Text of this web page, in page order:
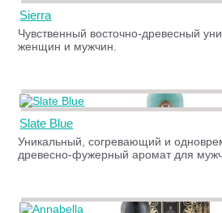
Sierra
Чувственный восточно-древесный
женщин и мужчин.
Slate Blue
Уникальный, согревающий и
древесно-фужерный аромат для